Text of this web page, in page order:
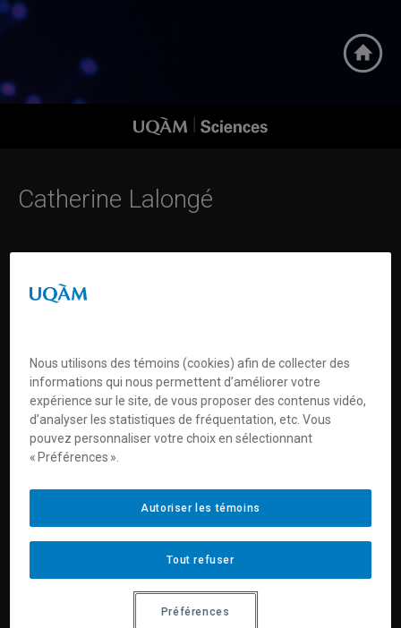
Femmes en science
Accueil
Catherine Lalongé
Vous devez autoriser les témoins publicitaires pour
Préférences des témoins
Nous utilisons des témoins (cookies) afin de collecter des
informations qui nous permettent d’améliorer votre
expérience sur le site, de vous proposer des contenus vidéo,
d’analyser les statistiques de fréquentation, etc. Vous
pouvez personnaliser votre choix en sélectionnant
« Préférences ».
Tout refuser
Autoriser les témoins
Préférences